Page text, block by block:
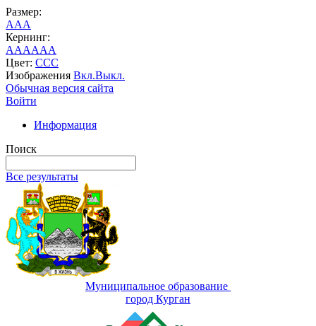
Размер:
AAA
Кернинг:
AAAAAA
Цвет: CCC
Изображения Вкл.Выкл.
Обычная версия сайта
Войти
Информация
Поиск
Все результаты
Муниципальное образование
город Курган